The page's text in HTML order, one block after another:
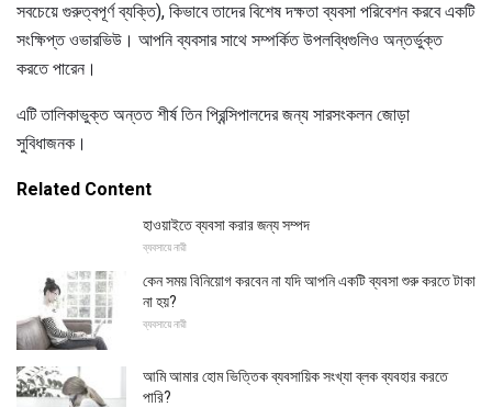
সবচেয়ে গুরুত্বপূর্ণ ব্যক্তি), কিভাবে তাদের বিশেষ দক্ষতা ব্যবসা পরিবেশন করবে একটি
সংক্ষিপ্ত ওভারভিউ। আপনি ব্যবসার সাথে সম্পর্কিত উপলব্ধিগুলিও অন্তর্ভুক্ত
করতে পারেন।
এটি তালিকাভুক্ত অন্তত শীর্ষ তিন প্রিন্সিপালদের জন্য সারসংকলন জোড়া
সুবিধাজনক।
Related Content
হাওয়াইতে ব্যবসা করার জন্য সম্পদ
ব্যবসায়ে নারী
কেন সময় বিনিয়োগ করবেন না যদি আপনি একটি ব্যবসা শুরু করতে টাকা
না হয়?
ব্যবসায়ে নারী
আমি আমার হোম ভিত্তিক ব্যবসায়িক সংখ্যা ব্লক ব্যবহার করতে
পারি?